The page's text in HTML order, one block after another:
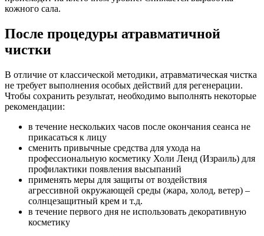
кожного сала.
После процедуры атравматичной
чистки
В отличие от классической методики, атравматическая чистка
не требует выполнения особых действий для регенерации.
Чтобы сохранить результат, необходимо выполнять некоторые
рекомендации:
в течение нескольких часов после окончания сеанса не
прикасаться к лицу
сменить привычные средства для ухода на
профессиональную косметику Холи Ленд (Израиль) для
профилактики появления высыпаний
применять меры для защиты от воздействия
агрессивной окружающей среды (жара, холод, ветер) –
солнцезащитный крем и т.д.
в течение первого дня не использовать декоративную
косметику